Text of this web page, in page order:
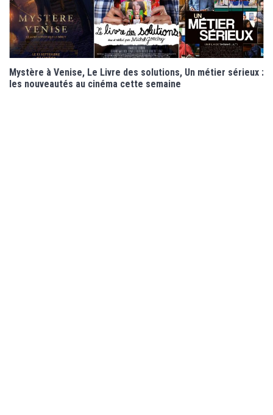
Mystère à Venise, Le Livre des solutions, Un métier sérieux :
les nouveautés au cinéma cette semaine